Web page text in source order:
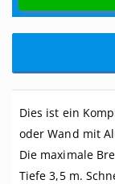
Dies ist ein
oder Wand mit
Die maximale
Tiefe 3,5 m.